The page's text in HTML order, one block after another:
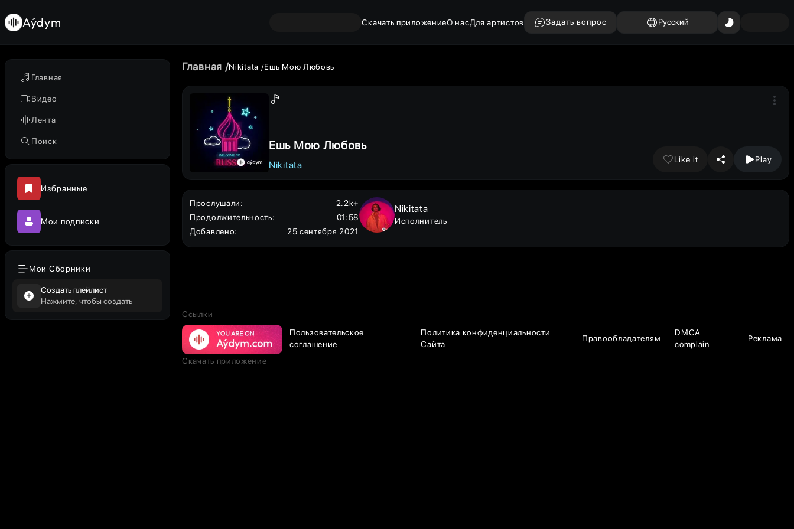
Главная
Видео
Лента
Поиск
Избранные
Мои подписки
Мои Сборники
Создать плейлист
Нажмите, чтобы создать
Aýdym Скачать приложениеО насДля артистов Задать вопрос Русский
Главная Nikitata Ешь Мою Любовь
Ешь Мою Любовь
Nikitata
Like it Play
Прослушали:
2.2k+
Продолжительность:
01:58
Добавлено: 25 сентября 2021
Nikitata
Исполнитель
Ссылки
Пользовательское
соглашение
Политика конфиденциальности
Сайта
Правообладателям
DMCA
complain
Реклама
Скачать приложение